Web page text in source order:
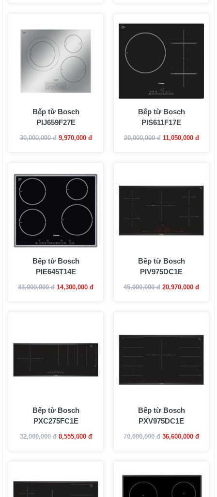
Bếp từ Bosch
PIJ659F27E
30,000,000 đ 9,970,000 đ
Bếp từ Bosch
PIS611F17E
20,000,000 đ 11,050,000 đ
Bếp từ Bosch
PIE645T14E
33,000,000 đ 14,300,000 đ
Bếp từ Bosch
PIV975DC1E
45,000,000 đ 20,970,000 đ
Bếp từ Bosch
PXC275FC1E
32,000,000 đ 8,555,000 đ
Bếp từ Bosch
PXV975DC1E
70,000,000 đ 36,600,000 đ